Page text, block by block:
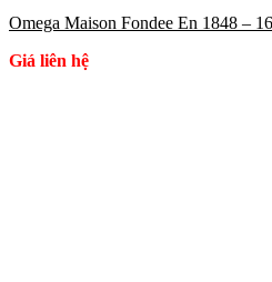
Omega Maison Fondee En 1848 –
Giá liên hệ